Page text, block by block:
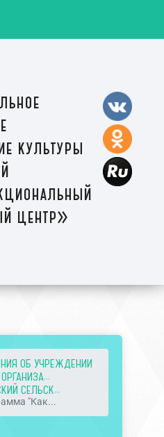
культуры
центр»
ОБ УЧРЕЖДЕНИИ
СЕЛЬСК...
"Как...